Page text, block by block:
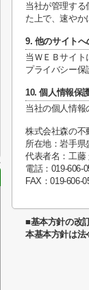
当社が管理す
た上で、速やか
9. 他のサイトへ
当ＷＥＢサイ
プライバシー保
10. 個人情報保
当社の個人情報
株式会社森の不
所在地：岩手県
代表者名：工藤
電話：019-606-
FAX：019-606-
■基本方針の改
本基本方針は法